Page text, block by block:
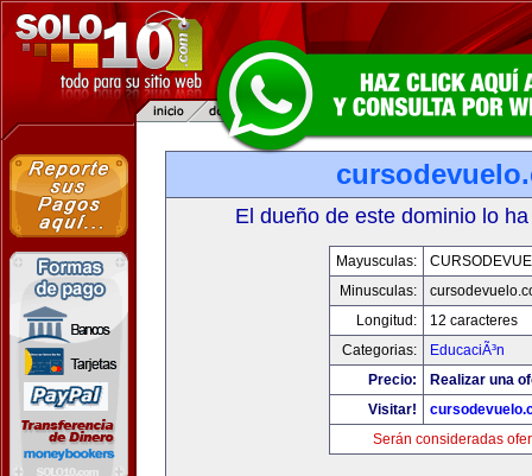
El dueño de este dominio lo
Mayusculas:
Minusculas:
Longitud:
12 caracteres
Categorias:
EducaciÃ³n
Precio:
Realizar una
Visitar!
Serán consideradas